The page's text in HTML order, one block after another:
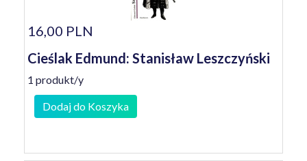
16,00 PLN
Cieślak Edmund: Stanisław Leszczyński
1 produkt/y
Dodaj do Koszyka